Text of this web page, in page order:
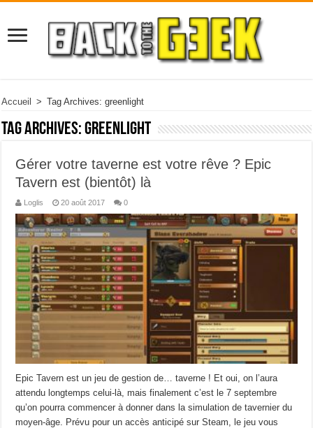
Accueil > Tag Archives: greenlight
Tag Archives:greenlight
Gérer votre taverne est votre rêve ? Epic
Tavern est (bientôt) là
Loglis 20 août 2017 0
Epic Tavern est un jeu de gestion de… taverne ! Et oui, on l’aura
attendu longtemps celui-là, mais finalement c’est le 7 septembre
qu’on pourra commencer à donner dans la simulation de tavernier du
moyen-âge. Prévu pour un accès anticipé sur Steam, le jeu vous